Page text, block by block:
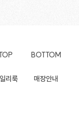
BOTTOM
리룩 매장안내